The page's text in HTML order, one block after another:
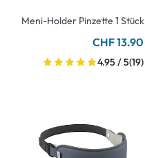
Meni-Holder Pinzette 1 Stück
CHF 13.90
4.95 / 5(19)